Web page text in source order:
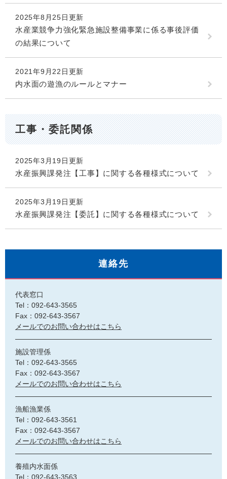
2025年8月25日更新
水産業競争力強化緊急施設整備事業に係る事後評価
の結果について
2021年9月22日更新
内水面の遊漁のルールとマナー
工事・委託関係
2025年3月19日更新
水産振興課発注【工事】に関する各種様式について
2025年3月19日更新
水産振興課発注【委託】に関する各種様式について
連絡先
代表窓口
Tel：092-643-3565
Fax：092-643-3567
メールでのお問い合わせはこちら
施設管理係
Tel：092-643-3565
Fax：092-643-3567
メールでのお問い合わせはこちら
漁船漁業係
Tel：092-643-3561
Fax：092-643-3567
メールでのお問い合わせはこちら
養殖内水面係
Tel：092-643-3563